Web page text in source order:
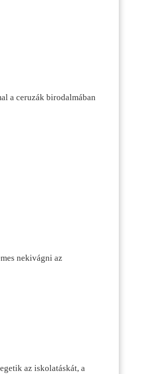
a ceruzák birodalmában
nekivágni az
az iskolatáskát, a